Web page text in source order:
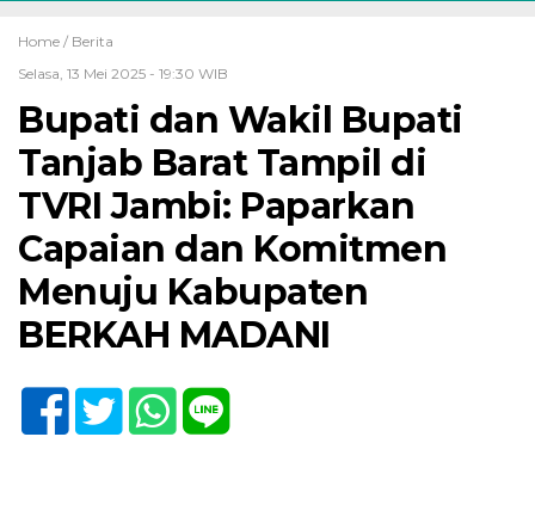
Home / Berita
Selasa, 13 Mei 2025 - 19:30 WIB
Bupati dan Wakil Bupati
Tanjab Barat Tampil di
TVRI Jambi: Paparkan
Capaian dan Komitmen
Menuju Kabupaten
BERKAH MADANI